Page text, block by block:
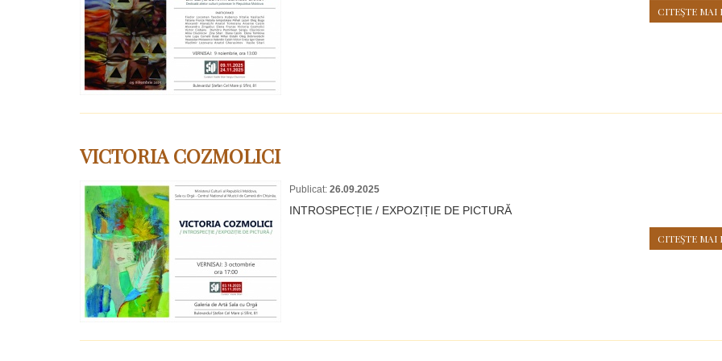
CITEŞTE MAI
VICTORIA COZMOLICI
Publicat: 26.09.2025
INTROSPECȚIE / EXPOZIȚIE DE PICTURĂ
CITEŞTE MAI